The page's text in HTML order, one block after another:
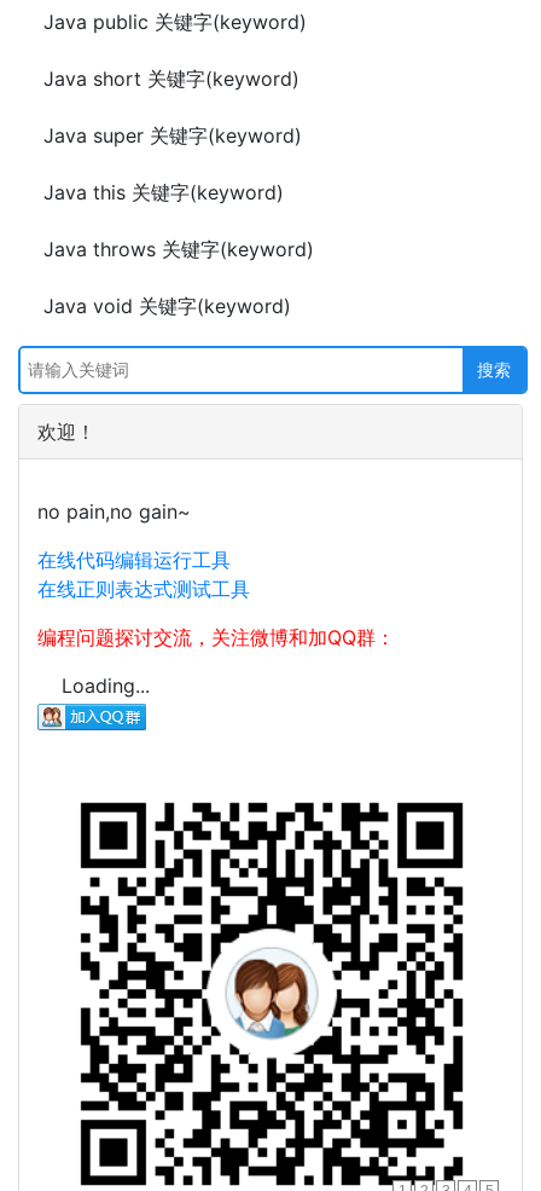
Java public 关键字(keyword)
Java short 关键字(keyword)
Java super 关键字(keyword)
Java this 关键字(keyword)
Java throws 关键字(keyword)
Java void 关键字(keyword)
欢迎！
no pain,no gain~
在线代码编辑运行工具
在线正则表达式测试工具
编程问题探讨交流，关注微博和加QQ群：
Loading...